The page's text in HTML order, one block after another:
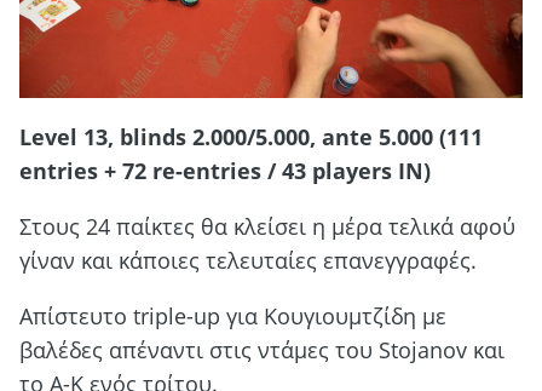
Level 13, blinds 2.000/5.000, ante 5.000 (111
entries + 72 re-entries / 43 players IN)
Στους 24 παίκτες θα κλείσει η μέρα τελικά αφού
γίναν και κάποιες τελευταίες επανεγγραφές.
Απίστευτο triple-up για Κουγιουμτζίδη με
βαλέδες απέναντι στις ντάμες του Stojanov και
το Α-Κ ενός τρίτου.